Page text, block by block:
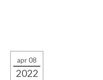
apr 08
2022